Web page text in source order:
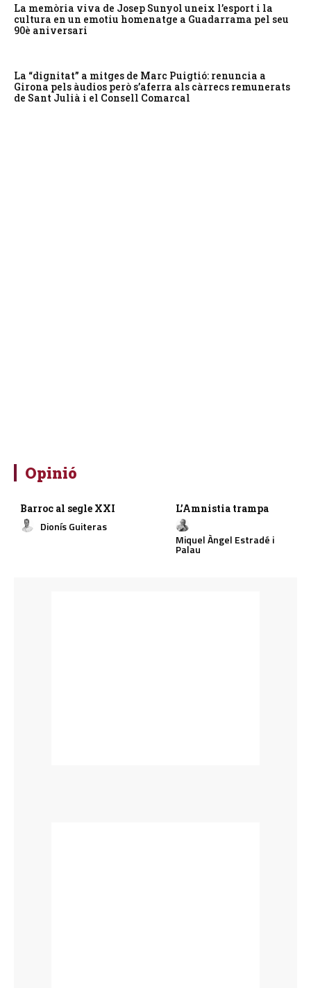
La memòria viva de Josep Sunyol uneix l’esport i la
cultura en un emotiu homenatge a Guadarrama pel seu
90è aniversari
La “dignitat” a mitges de Marc Puigtió: renuncia a
Girona pels àudios però s’aferra als càrrecs remunerats
de Sant Julià i el Consell Comarcal
Opinió
Barroc al segle XXI
Dionís Guiteras
L’Amnistia trampa
Miquel Àngel Estradé i
Palau